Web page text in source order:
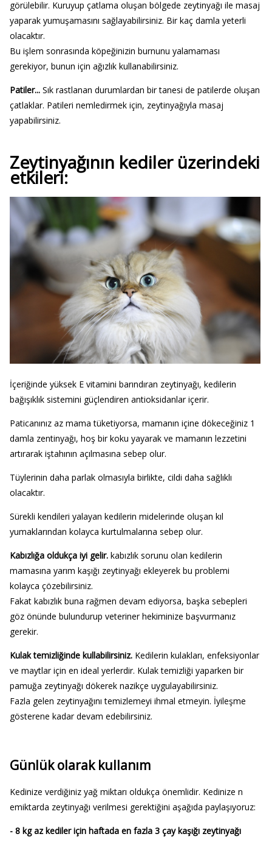
görülebilir. Kuruyup çatlama oluşan bölgede zeytinyağı ile masaj
yaparak yumuşamasını sağlayabilirsiniz. Bir kaç damla yeterli
olacaktır.
Bu işlem sonrasında köpeğinizin burnunu yalamaması
gerekiyor, bunun için ağızlık kullanabilirsiniz.
Patiler...Sık rastlanan durumlardan bir tanesi de patilerde oluşan
çatlaklar. Patileri nemledirmek için, zeytinyağıyla masaj
yapabilirsiniz.
Zeytinyağının kediler üzerindeki
etkileri:
İçeriğinde yüksek E vitamini barındıran zeytinyağı, kedilerin
bağışıklık sistemini güçlendiren antioksidanlar içerir.
Paticanınız az mama tüketiyorsa, mamanın içine dökeceğiniz 1
damla zentinyağı, hoş bir koku yayarak ve mamanın lezzetini
artırarak iştahının açılmasına sebep olur.
Tüylerinin daha parlak olmasıyla birlikte, cildi daha sağlıklı
olacaktır.
Sürekli kendileri yalayan kedilerin midelerinde oluşan kıl
yumaklarından kolayca kurtulmalarına sebep olur.
Kabızlığa oldukça iyi gelir.kabızlık sorunu olan kedilerin
mamasına yarım kaşığı zeytinyağı ekleyerek bu problemi
kolayca çözebilirsiniz.
Fakat kabızlık buna rağmen devam ediyorsa, başka sebepleri
göz önünde bulundurup veteriner hekiminize başvurmanız
gerekir.
Kulak temizliğinde kullabilirsiniz.Kedilerin kulakları, enfeksiyonlar
ve maytlar için en ideal yerlerdir. Kulak temizliği yaparken bir
pamuğa zeytinyağı dökerek nazikçe uygulayabilirsiniz.
Fazla gelen zeytinyağını temizlemeyi ihmal etmeyin. İyileşme
gösterene kadar devam edebilirsiniz.
Günlük olarak kullanım
Kedinize verdiğiniz yağ miktarı oldukça önemlidir. Kedinize n
emiktarda zeytinyağı verilmesi gerektiğini aşağıda paylaşıyoruz:
- 8 kg az kediler için haftada en fazla 3 çay kaşığı zeytinyağı